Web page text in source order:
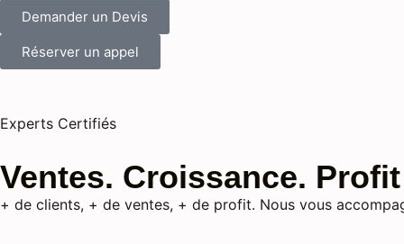
Demander un Devis
Réserver un appel
Experts Certifiés
Ventes. Croissance. Profit
+ de clients, + de ventes, + de profit. Nous vous